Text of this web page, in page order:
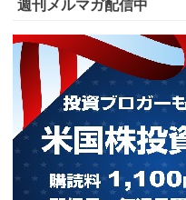
週刊メルマガ配信中